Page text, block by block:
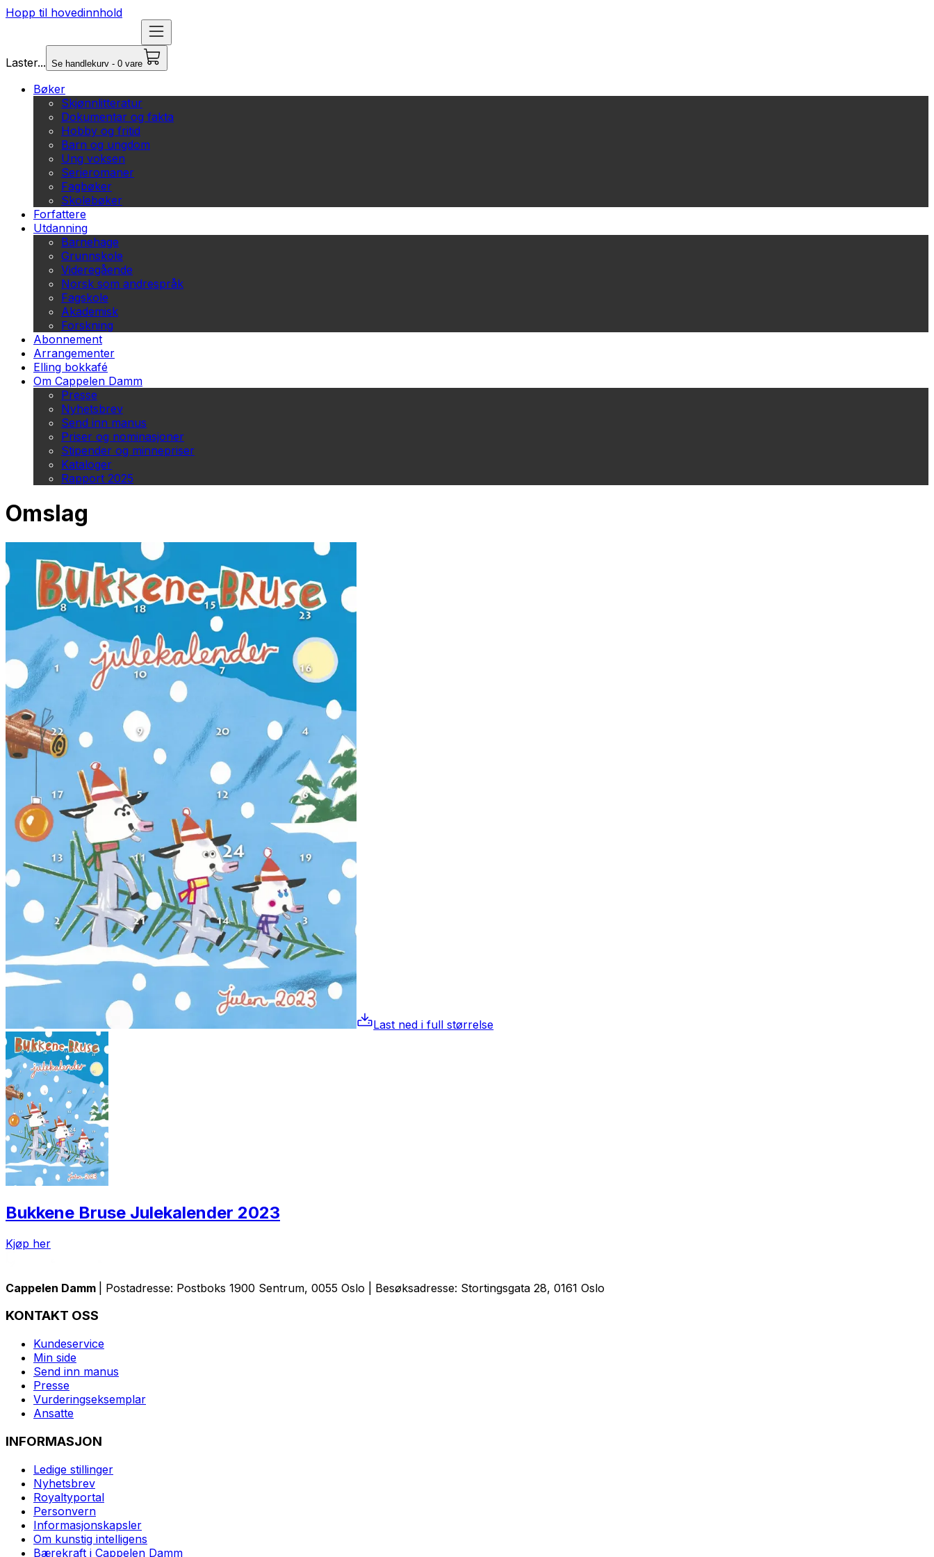
Hopp til hovedinnhold
Laster... Se handlekurv - 0 vare
Bøker
Skjønnlitteratur
Dokumentar og fakta
Hobby og fritid
Barn og ungdom
Ung voksen
Serieromaner
Fagbøker
Skolebøker
Forfattere
Utdanning
Barnehage
Grunnskole
Videregående
Norsk som andrespråk
Fagskole
Akademisk
Forskning
Abonnement
Arrangementer
Elling bokkafé
Om Cappelen Damm
Presse
Nyhetsbrev
Send inn manus
Priser og nominasjoner
Stipender og minnepriser
Kataloger
Rapport 2025
Omslag
Last ned i full størrelse
Bukkene Bruse Julekalender 2023
Kjøp her
Cappelen Damm | Postadresse: Postboks 1900 Sentrum, 0055 Oslo | Besøksadresse: Stortingsgata 28, 0161 Oslo
KONTAKT OSS
Kundeservice
Min side
Send inn manus
Presse
Vurderingseksemplar
Ansatte
INFORMASJON
Ledige stillinger
Nyhetsbrev
Royaltyportal
Personvern
Informasjonskapsler
Om kunstig intelligens
Bærekraft i Cappelen Damm